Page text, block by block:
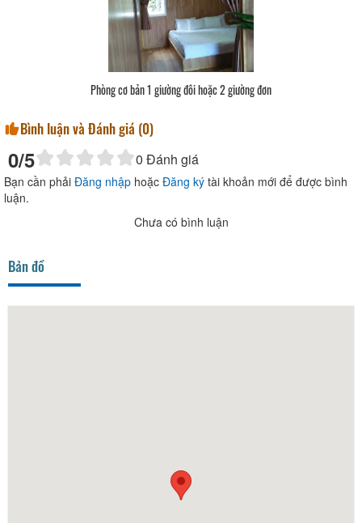
Phòng cơ bản 1 giường đôi hoặc 2 giường đơn
Bình luận và Đánh giá (0)
0/5 0 Đánh giá
Bạn cần phải Đăng nhập hoặc Đăng ký tài khoản mới để được bình
luận.
Chưa có bình luận
Bản đồ